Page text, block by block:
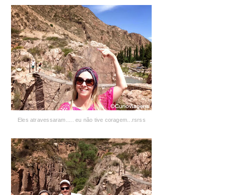
Eles atravessaram..... eu não tive coragem...rsrss